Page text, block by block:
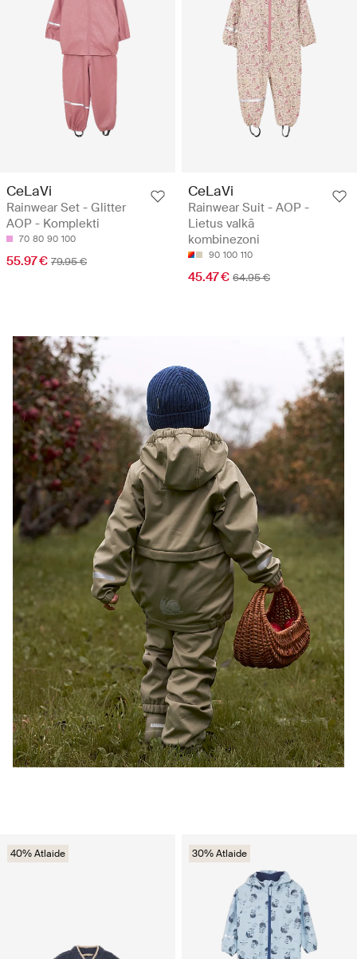
CeLaVi
Rainwear Set - Glitter
AOP - Komplekti
70 80 90 100
55.97 € 79.95 €
CeLaVi
Rainwear Suit - AOP -
Lietus valkā
kombinezoni
90 100 110
45.47 € 64.95 €
40% Atlaide 30% Atlaide